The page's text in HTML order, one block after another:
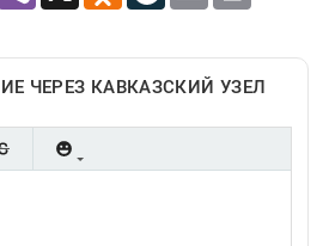
ЧЕРЕЗ КАВКАЗСКИЙ УЗЕЛ